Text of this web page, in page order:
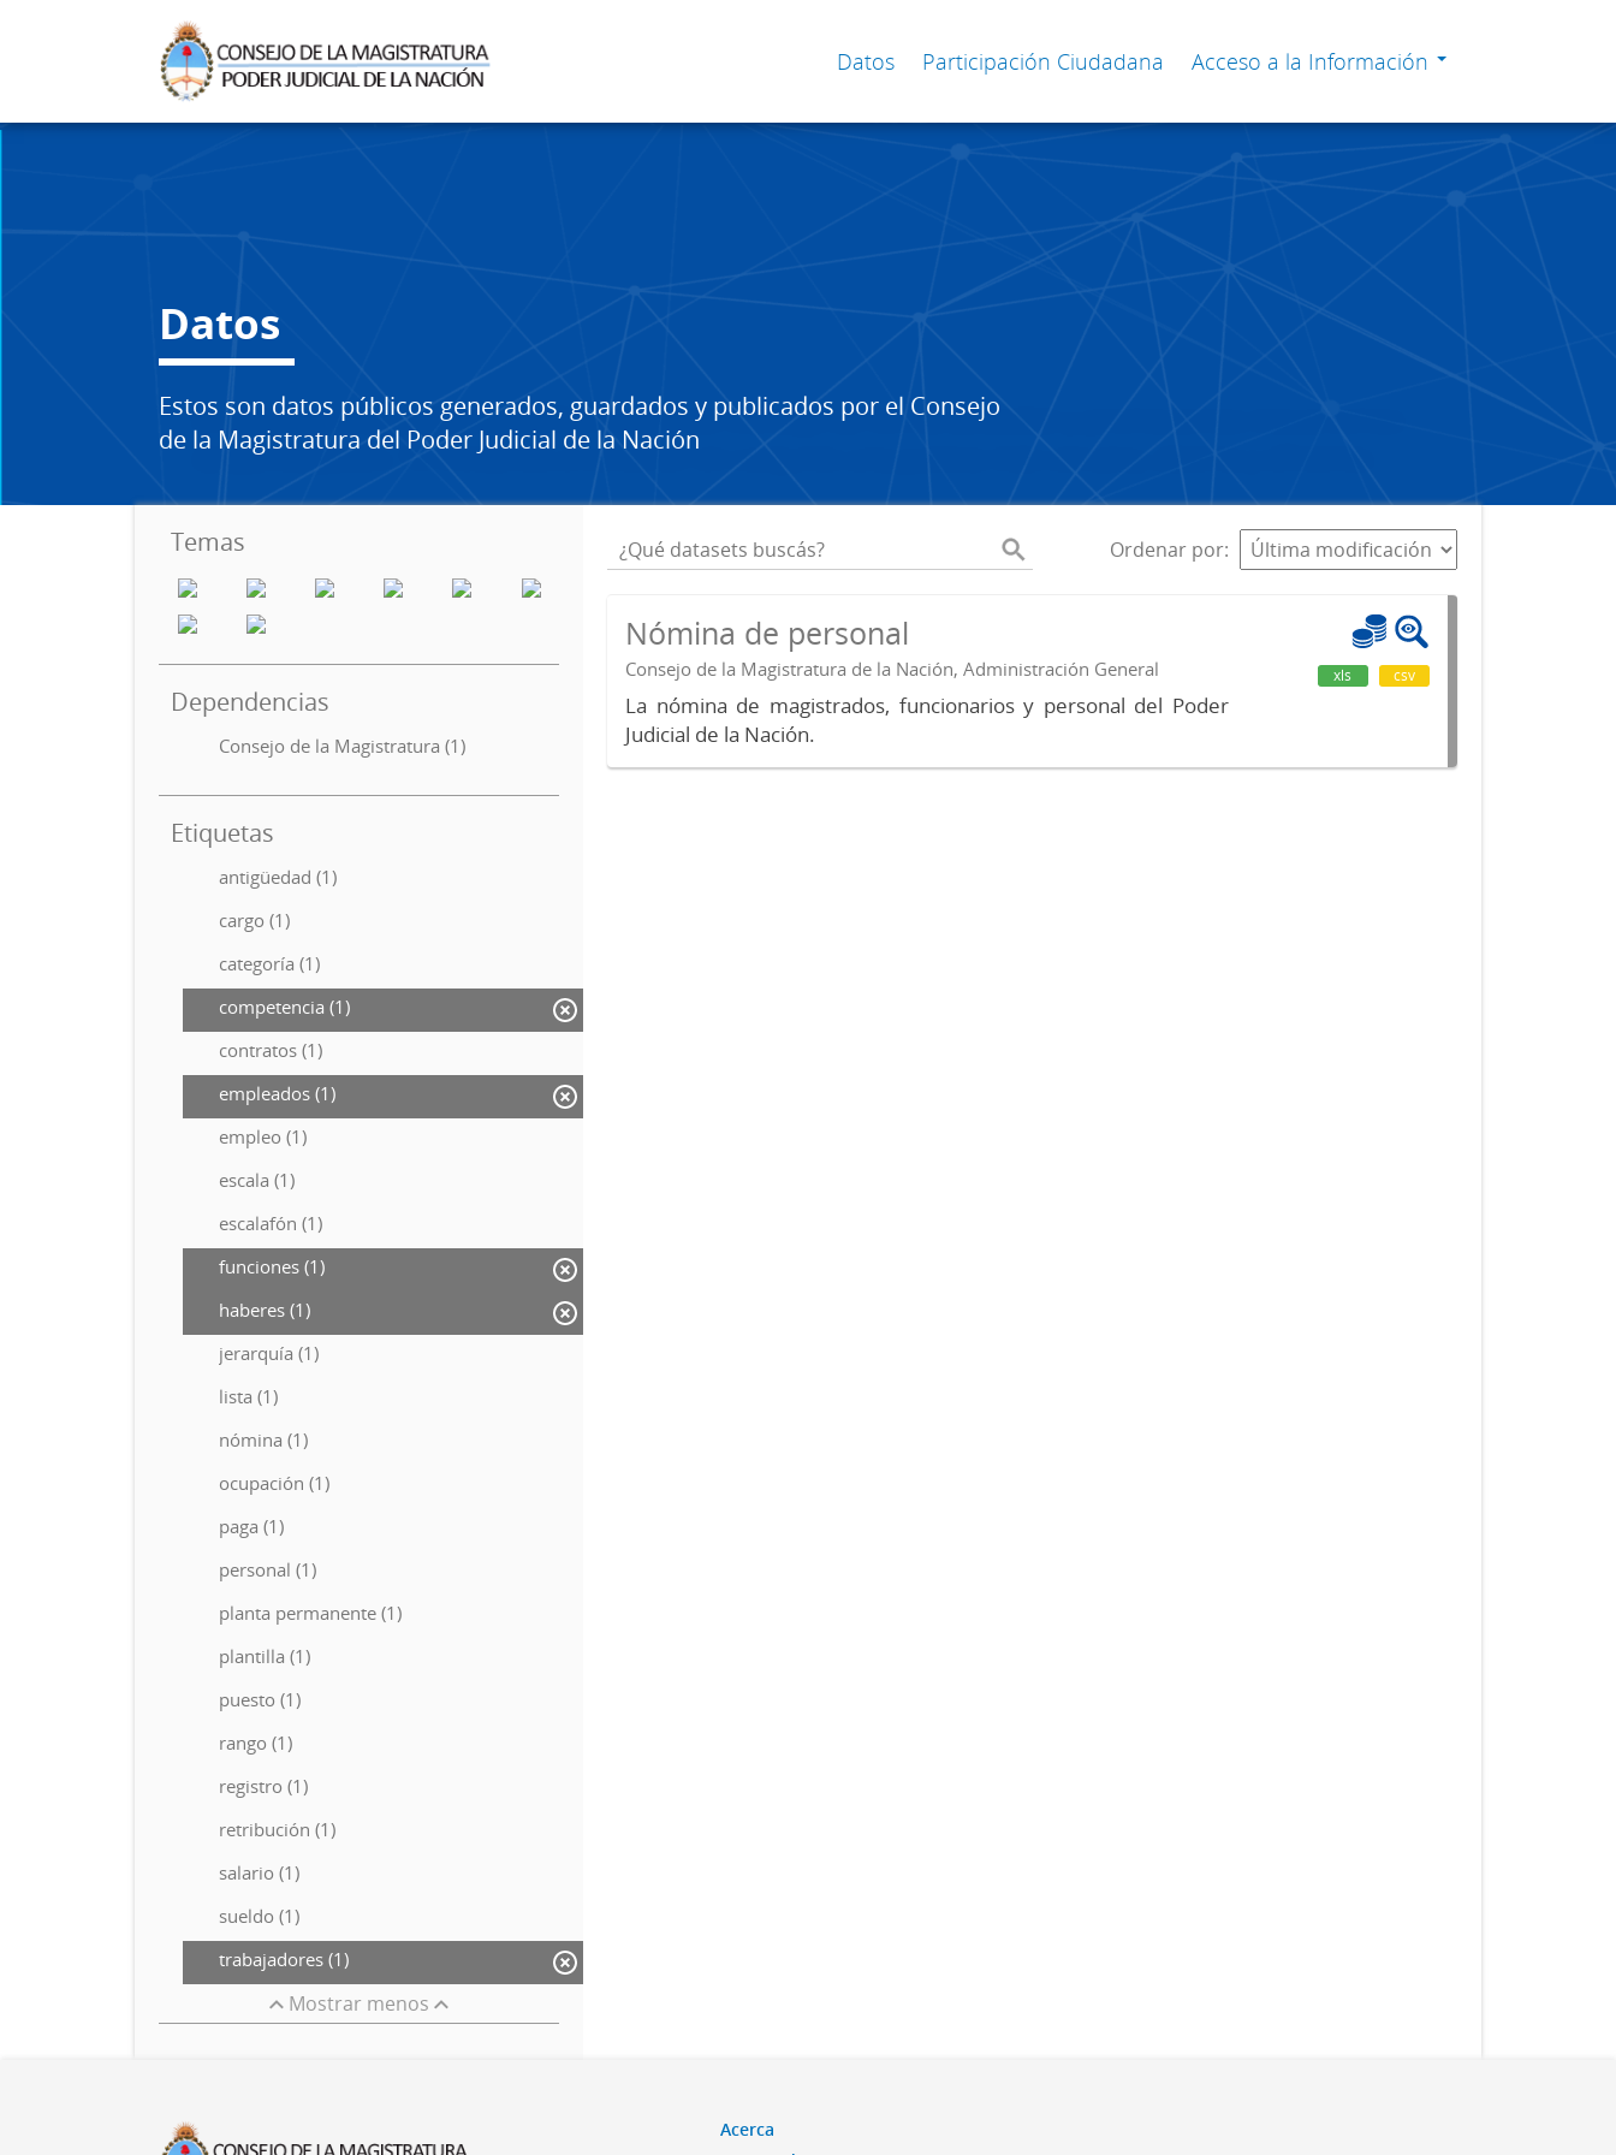
Datos Participación Ciudadana Acceso a la Información
Datos
Estos son datos públicos generados, guardados y publicados por el Consejo
de la Magistratura del Poder Judicial de la Nación
Temas
Dependencias
Consejo de la Magistratura (1)
Etiquetas
antigüedad (1)
cargo (1)
categoría (1)
competencia (1)
contratos (1)
empleados (1)
empleo (1)
escala (1)
escalafón (1)
funciones (1)
haberes (1)
jerarquía (1)
lista (1)
nómina (1)
ocupación (1)
paga (1)
personal (1)
planta permanente (1)
plantilla (1)
puesto (1)
rango (1)
registro (1)
retribución (1)
salario (1)
sueldo (1)
trabajadores (1)
Mostrar menos
Ordenar por
Nómina de personal
Consejo de la Magistratura de la Nación, Administración General
La nómina de magistrados, funcionarios y personal del Poder
Judicial de la Nación.
xls csv
Acerca